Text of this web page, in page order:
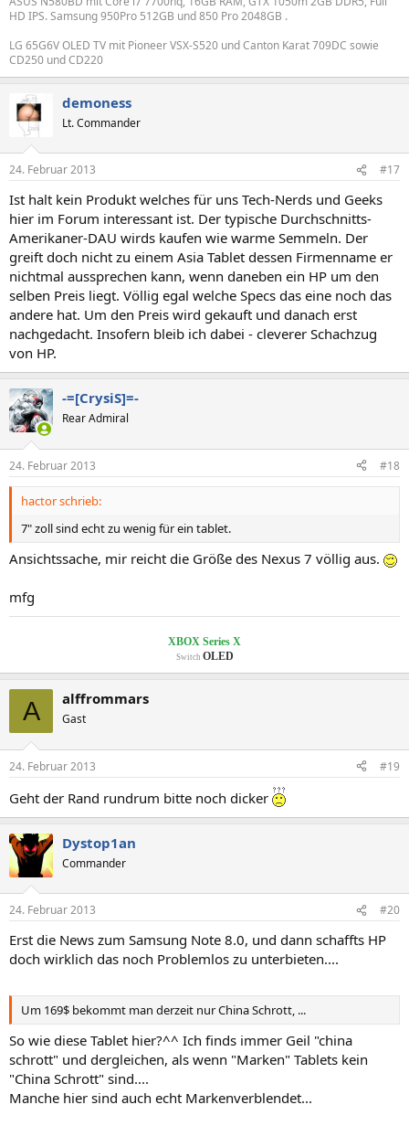
HD IPS. Samsung 950Pro 512GB und 850 Pro 2048GB .
LG 65G6V OLED TV mit Pioneer VSX-S520 und Canton Karat 709DC sowie
CD250 und CD220
demoness
Lt. Commander
24. Februar 2013 #17
Ist halt kein Produkt welches für uns Tech-Nerds und Geeks
hier im Forum interessant ist. Der typische Durchschnitts-
Amerikaner-DAU wirds kaufen wie warme Semmeln. Der
greift doch nicht zu einem Asia Tablet dessen Firmenname er
nichtmal aussprechen kann, wenn daneben ein HP um den
selben Preis liegt. Völlig egal welche Specs das eine noch das
andere hat. Um den Preis wird gekauft und danach erst
nachgedacht. Insofern bleib ich dabei - cleverer Schachzug
von HP.
-=[CrysiS]=-
Rear Admiral
24. Februar 2013 #18
hactor schrieb:
7" zoll sind echt zu wenig für ein tablet.
Ansichtssache, mir reicht die Größe des Nexus 7 völlig aus.
mfg
XBOX Series X
Switch OLED
A alffrommars
Gast
24. Februar 2013 #19
Geht der Rand rundrum bitte noch dicker
Dystop1an
Commander
24. Februar 2013 #20
Erst die News zum Samsung Note 8.0, und dann schaffts HP
doch wirklich das noch Problemlos zu unterbieten....
Um 169$ bekommt man derzeit nur China Schrott, ...
So wie diese Tablet hier?^^ Ich finds immer Geil "china
schrott" und dergleichen, als wenn "Marken" Tablets kein
"China Schrott" sind....
Manche hier sind auch echt Markenverblendet...